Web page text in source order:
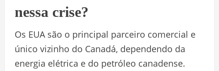
nessa crise?
Os EUA são o principal parceiro comercial e
único vizinho do Canadá, dependendo da
energia elétrica e do petróleo canadense.